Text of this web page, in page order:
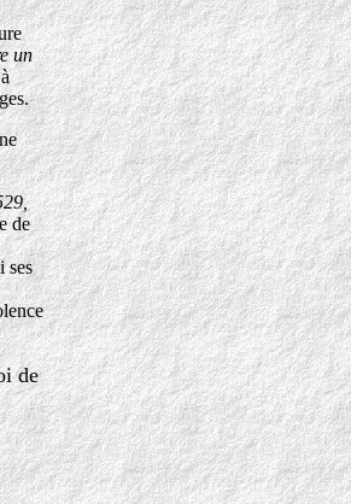
un
de
ses
de